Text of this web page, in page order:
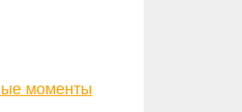
моменты